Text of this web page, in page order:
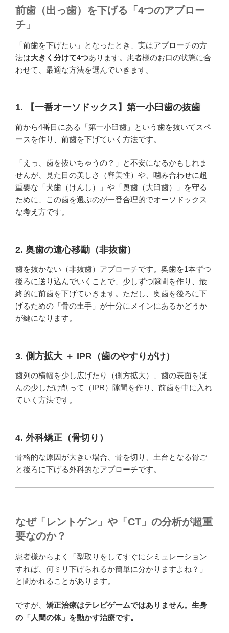
前歯（出っ歯）を下げる「4つのアプロー
チ」
「前歯を下げたい」となったとき、実はアプローチの方
法は大きく分けて4つあります。患者様のお口の状態に合
わせて、最適な方法を選んでいきます。
1. 【一番オーソドックス】第一小臼歯の抜歯
前から4番目にある「第一小臼歯」という歯を抜いてスペ
ースを作り、前歯を下げていく方法です。
「えっ、歯を抜いちゃうの？」と不安になるかもしれま
せんが、見た目の美しさ（審美性）や、噛み合わせに超
重要な「犬歯（けんし）」や「奥歯（大臼歯）」を守る
ために、この歯を選ぶのが一番合理的でオーソドックス
な考え方です。
2. 奥歯の遠心移動（非抜歯）
歯を抜かない（非抜歯）アプローチです。奥歯を1本ずつ
後ろに送り込んでいくことで、少しずつ隙間を作り、最
終的に前歯を下げていきます。ただし、奥歯を後ろに下
げるための「骨の土手」が十分にメインにあるかどうか
が鍵になります。
3. 側方拡大 ＋ IPR（歯のやすりがけ）
歯列の横幅を少し広げたり（側方拡大）、歯の表面をほ
んの少しだけ削って（IPR）隙間を作り、前歯を中に入れ
ていく方法です。
4. 外科矯正（骨切り）
骨格的な原因が大きい場合、骨を切り、土台となる骨ご
と後ろに下げる外科的なアプローチです。
なぜ「レントゲン」や「CT」の分析が超重
要なのか？
患者様からよく「型取りをしてすぐにシミュレーション
すれば、何ミリ下げられるか簡単に分かりますよね？」
と聞かれることがあります。
ですが、 矯正治療はテレビゲームではありません。生身
の「人間の体」を動かす治療です。